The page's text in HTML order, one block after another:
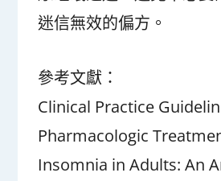
迷信無效的偏方。
參考文獻：
Clinical Practice
Pharmacologic
Insomnia in Adults: An